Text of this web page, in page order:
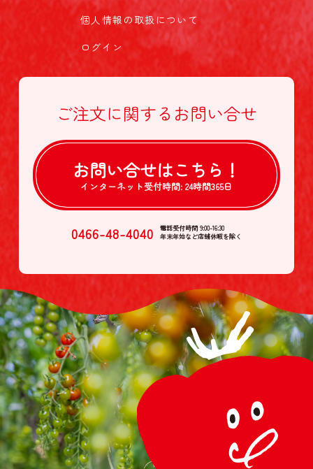
個人情報の取扱について
ログイン
ご注文に関する お問い合せ
お問い合せはこちら！
インターネット受付時間: 24時間365日
0466-48-4040
電話受付時間 9:00-16:30
年末年始など店舗休暇を除く